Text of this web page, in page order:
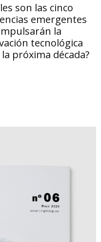
son las cinco
emergentes
la
tecnológica
próxima década?